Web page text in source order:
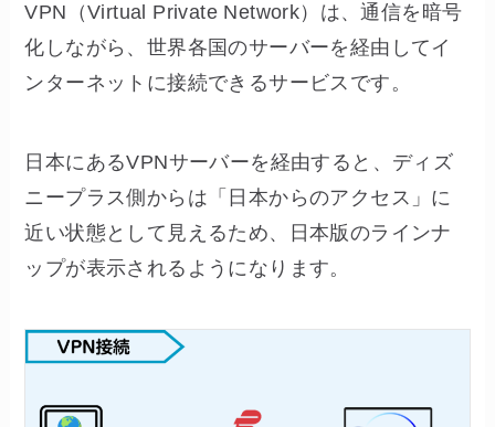
VPN（Virtual Private Network）は、通信を暗号
化しながら、世界各国のサーバーを経由してイ
ンターネットに接続できるサービスです。
日本にあるVPNサーバーを経由すると、ディズ
ニープラス側からは「日本からのアクセス」に
近い状態として見えるため、日本版のラインナ
ップが表示されるようになります。